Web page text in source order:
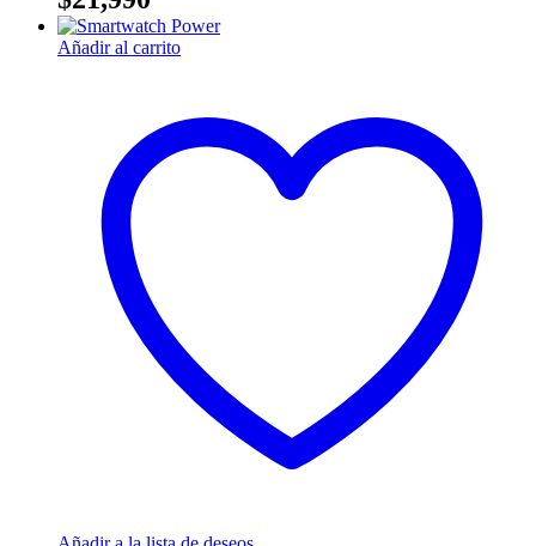
Añadir al carrito